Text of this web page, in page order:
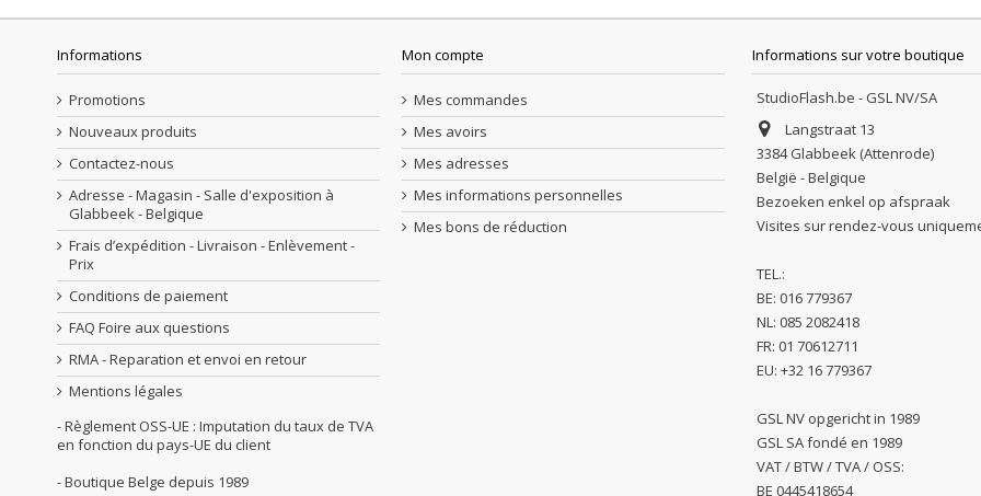
Informations
Promotions
Nouveaux produits
Contactez-nous
Adresse - Magasin - Salle d'exposition à
Glabbeek - Belgique
Frais d’expédition - Livraison - Enlèvement -
Prix
Conditions de paiement
FAQ Foire aux questions
RMA - Reparation et envoi en retour
Mentions légales
- Règlement OSS-UE : Imputation du taux de TVA
en fonction du pays-UE du client
- Boutique Belge depuis 1989
Mon compte
Mes commandes
Mes avoirs
Mes adresses
Mes informations personnelles
Mes bons de réduction
Informations sur votre boutique
StudioFlash.be - GSL NV/SA
Langstraat 13
3384 Glabbeek (Attenrode)
België - Belgique
Bezoeken enkel op afspraak
Visites sur rendez-vous
TEL.:
BE: 016 779367
NL: 085 2082418
FR: 01 70612711
EU: +32 16 779367
GSL NV opgericht in 1989
GSL SA fondé en 1989
VAT / BTW / TVA / OSS:
BE 0445418654